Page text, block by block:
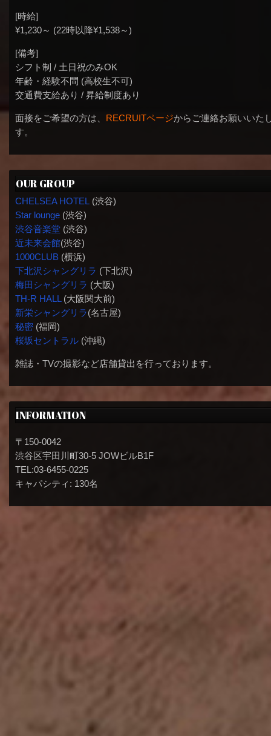
[時給]
¥1,230～ (22時以降¥1,538～)
[備考]
シフト制 / 土日祝のみOK
年齢・経験不問 (高校生不可)
交通費支給あり / 昇給制度あり
面接をご希望の方は、 RECRUITページからご連絡お願いいた
す。
OUR GROUP
CHELSEA HOTEL (渋谷)
Star lounge(渋谷)
渋谷音楽堂(渋谷)
近未来会館(渋谷)
1000CLUB(横浜)
下北沢シャングリラ (下北沢)
梅田シャングリラ (大阪)
TH-R HALL(大阪関大前)
新栄シャングリラ(名古屋)
秘密(福岡)
桜坂セントラル(沖縄)
雑誌・TVの撮影など店舗貸出を行っております。
INFORMATION
〒150-0042
渋谷区宇田川町30-5 JOWビルB1F
TEL:03-6455-0225
キャパシティ: 130名